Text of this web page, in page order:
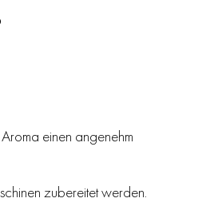
einen angenehm
zubereitet werden.